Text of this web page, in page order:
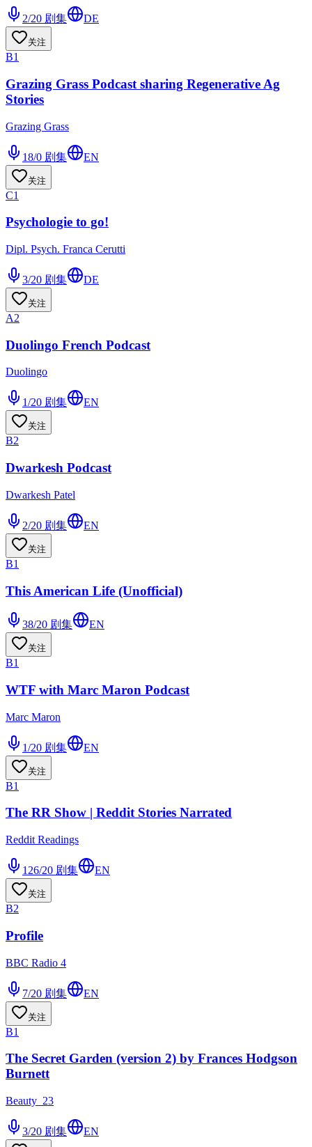
2/20 剧集 DE
关注
B1
Grazing Grass Podcast sharing Regenerative Ag
Stories
Grazing Grass
18/0 剧集 EN
关注
C1
Psychologie to go!
Dipl. Psych. Franca Cerutti
3/20 剧集 DE
关注
A2
Duolingo French Podcast
Duolingo
1/20 剧集 EN
关注
B2
Dwarkesh Podcast
Dwarkesh Patel
2/20 剧集 EN
关注
B1
This American Life (Unofficial)
38/20 剧集 EN
关注
B1
WTF with Marc Maron Podcast
Marc Maron
1/20 剧集 EN
关注
B1
The RR Show | Reddit Stories Narrated
Reddit Readings
126/20 剧集 EN
关注
B2
Profile
BBC Radio 4
7/20 剧集 EN
关注
B1
The Secret Garden (version 2) by Frances Hodgson
Burnett
Beauty_23
3/20 剧集 EN